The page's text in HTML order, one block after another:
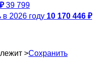
39 799
2026 году 10 170 446 ₽
>Сохранить